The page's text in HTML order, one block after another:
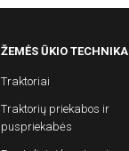
ŽEMĖS ŪKIO TECHNIKA
Traktoriai
Traktorių priekabos ir
puspriekabės